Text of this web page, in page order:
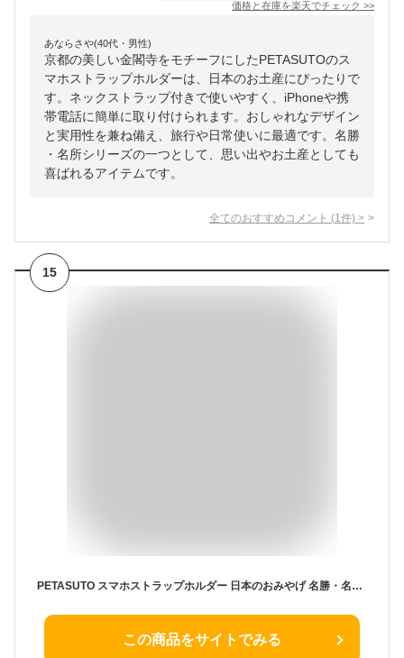
価格と在庫を楽天でチェック >>
あならさや(40代・男性)
京都の美しい金閣寺をモチーフにしたPETASUTOのス
マホストラップホルダーは、日本のお土産にぴったりで
す。ネックストラップ付きで使いやすく、iPhoneや携
帯電話に簡単に取り付けられます。おしゃれなデザイン
と実用性を兼ね備え、旅行や日常使いに最適です。名勝
・名所シリーズの一つとして、思い出やお土産としても
喜ばれるアイテムです。
全てのおすすめコメント (1 件) >
15
PETASUTO スマホストラップホルダー 日本のおみやげ 名勝・名所シリーズ 奈良 奈良公園 ネックストラップ付 KI-07 スマホストラップ ショルダーストラップ ストラップ iPhone 携帯 アクセサリー アクセ
この商品をサイトでみる